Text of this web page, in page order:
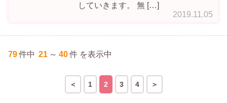
2019.11.05
していきます。 無 […]
79 件中 21 ～ 40 件 を表示中
1 2 3 4